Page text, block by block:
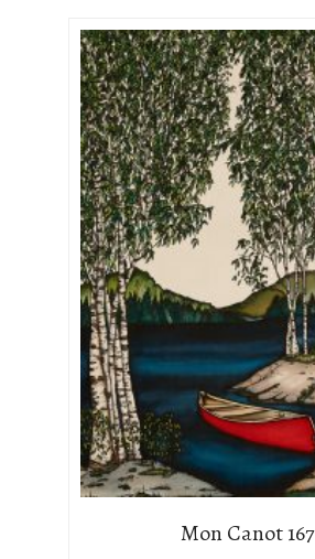
Mon Canot 167